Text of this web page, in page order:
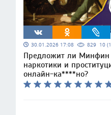
30.01.2026 17:08 829 10
Предложит ли Минфин
наркотики и
онлайн-ка****но?